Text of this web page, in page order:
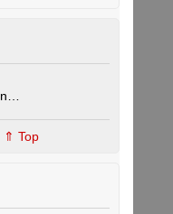
⇑ Top